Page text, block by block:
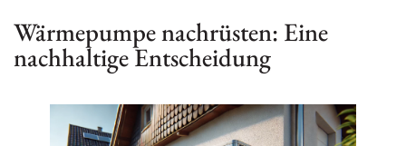
Wärmepumpe nachrüsten: Eine
nachhaltige Entscheidung